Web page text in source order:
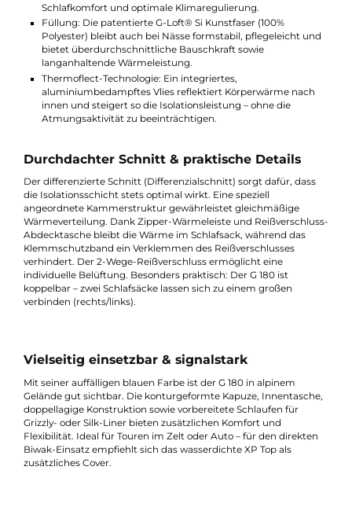
Hochwertige Materialien & innovative
Außenmaterial: Das wasserabweisende Shelltex Ultra (100%
Polyamid) bietet Schutz vor Feuchtigkeit und überzeugt
Robustheit.
Innenmaterial: Das besonders leichte und atmungsaktive
Füllung: Die patentierte G-Loft® Si Kunstfaser (100%
Polyester) bleibt auch bei Nässe formstabil, pflegeleicht
bietet überdurchschnittliche Bauschkraft sowie
langanhaltende Wärmeleistung.
Thermoflect-Technologie: Ein integriertes,
aluminiumbedampftes Vlies reflektiert Körperwärme nach
innen und steigert so die Isolationsleistung – ohne die
Atmungsaktivität zu beeinträchtigen.
die Isolationsschicht stets optimal wirkt. Eine speziell
angeordnete Kammerstruktur gewährleistet gleichmäßige
Wärmeverteilung. Dank Zipper-Wärmeleiste und
Abdecktasche bleibt die Wärme im Schlafsack, während das
Klemmschutzband ein Verklemmen des Reißverschlusses
verhindert. Der 2-Wege-Reißverschluss ermöglicht eine
individuelle Belüftung. Besonders praktisch: Der G 180 ist
koppelbar – zwei Schlafsäcke lassen sich zu einem großen